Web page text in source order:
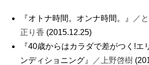
『オトナ時間。オンナ時間。』
／
正り香 (2015.12.25)
『40歳からはカラダで差がつく!エ
ンディショニング』
／上野啓樹